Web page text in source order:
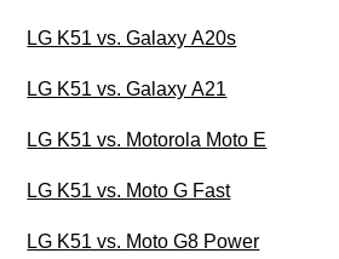
LG K51 vs. Galaxy A20s
LG K51 vs. Galaxy A21
LG K51 vs. Motorola Moto E
LG K51 vs. Moto G Fast
LG K51 vs. Moto G8 Power